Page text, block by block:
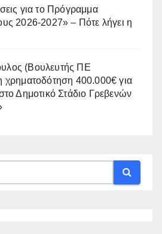
για το Πρόγραμμα
2026-2027» – Πότε λήγει η
(Βουλευτής ΠΕ
χρηματοδότηση 400.000€ για
Δημοτικό Στάδιο Γρεβενών